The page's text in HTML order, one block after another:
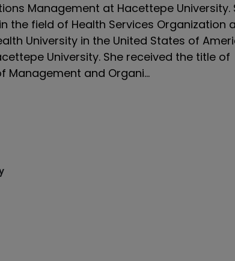
Management at Hacettepe University.
the field of Health Services Organization
University in the United States of
University. She received the title of
Management and Organi...